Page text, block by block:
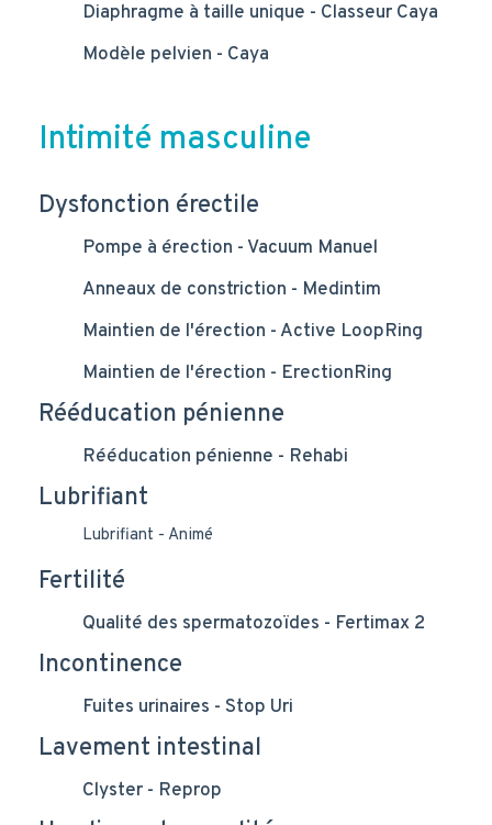
Diaphragme à taille unique - Classeur Caya
Modèle pelvien - Caya
Intimité masculine
Dysfonction érectile
Pompe à érection - Vacuum Manuel
Anneaux de constriction - Medintim
Maintien de l'érection - Active LoopRing
Maintien de l'érection - ErectionRing
Rééducation pénienne
Rééducation pénienne - Rehabi
Lubrifiant
Lubrifiant - Animé
Fertilité
Qualité des spermatozoïdes - Fertimax 2
Incontinence
Fuites urinaires - Stop Uri
Lavement intestinal
Clyster - Reprop